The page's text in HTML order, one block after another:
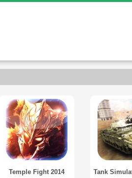
Temple Fight 2014